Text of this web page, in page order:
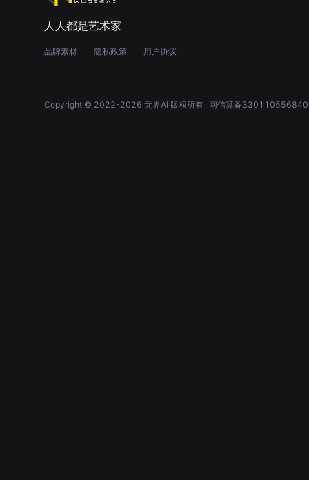
人人都是艺术家
品牌素材 隐私政策 用户协议
Copyright © 2022-2026 无界AI 版权所有 网信算备